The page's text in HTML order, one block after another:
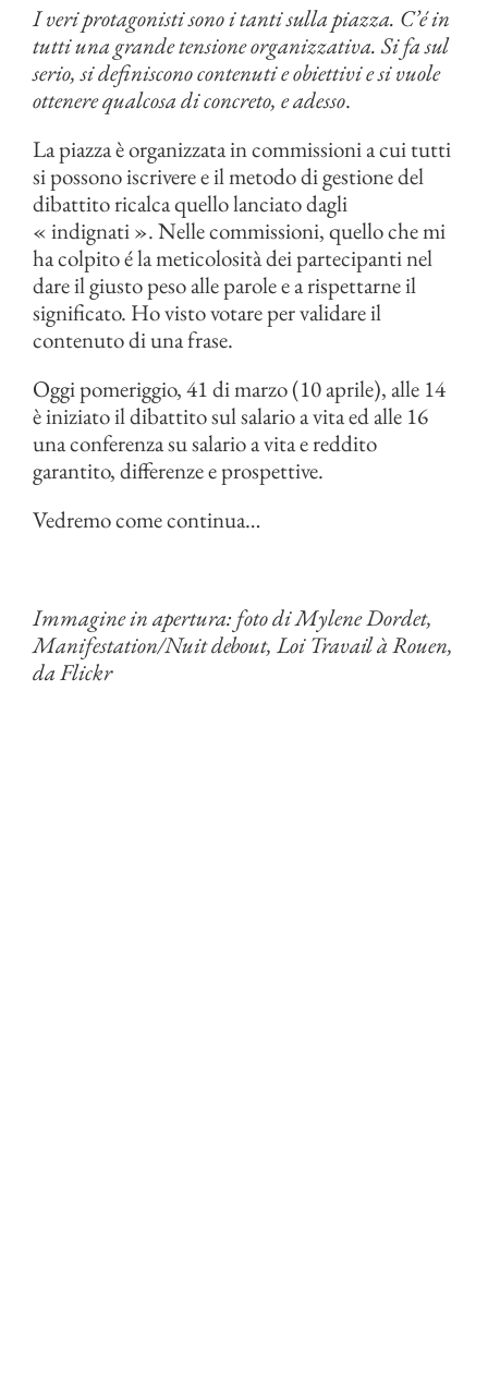
I veri protagonisti sono i tanti sulla piazza. C’é in
tutti una grande tensione organizzativa. Si fa sul
serio, si definiscono contenuti e obiettivi e si vuole
ottenere qualcosa di concreto, e adesso.
La piazza è organizzata in commissioni a cui tutti
si possono iscrivere e il metodo di gestione del
dibattito ricalca quello lanciato dagli
« indignati ». Nelle commissioni, quello che mi
ha colpito é la meticolosità dei partecipanti nel
dare il giusto peso alle parole e a rispettarne il
significato. Ho visto votare per validare il
contenuto di una frase.
Oggi pomeriggio, 41 di marzo (10 aprile), alle 14
è iniziato il dibattito sul salario a vita ed alle 16
una conferenza su salario a vita e reddito
garantito, differenze e prospettive.
Vedremo come continua…
Immagine in apertura: foto di Mylene Dordet,
Manifestation/Nuit debout, Loi Travail à Rouen,
da Flickr